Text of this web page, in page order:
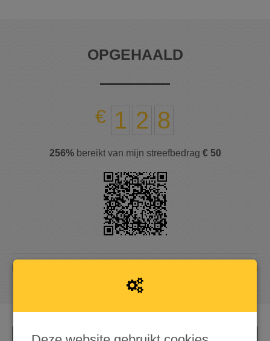
OPGEHAALD
1 2 8
256% bereikt van mijn streefbedrag € 50
6